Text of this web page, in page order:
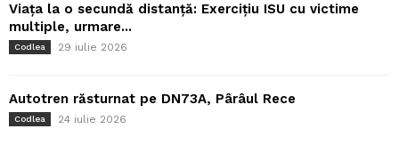
Viața la o secundă distanță: Exercițiu ISU cu victime
multiple, urmare...
Codlea 29 iulie 2026
Autotren răsturnat pe DN73A, Pârâul Rece
Codlea 24 iulie 2026